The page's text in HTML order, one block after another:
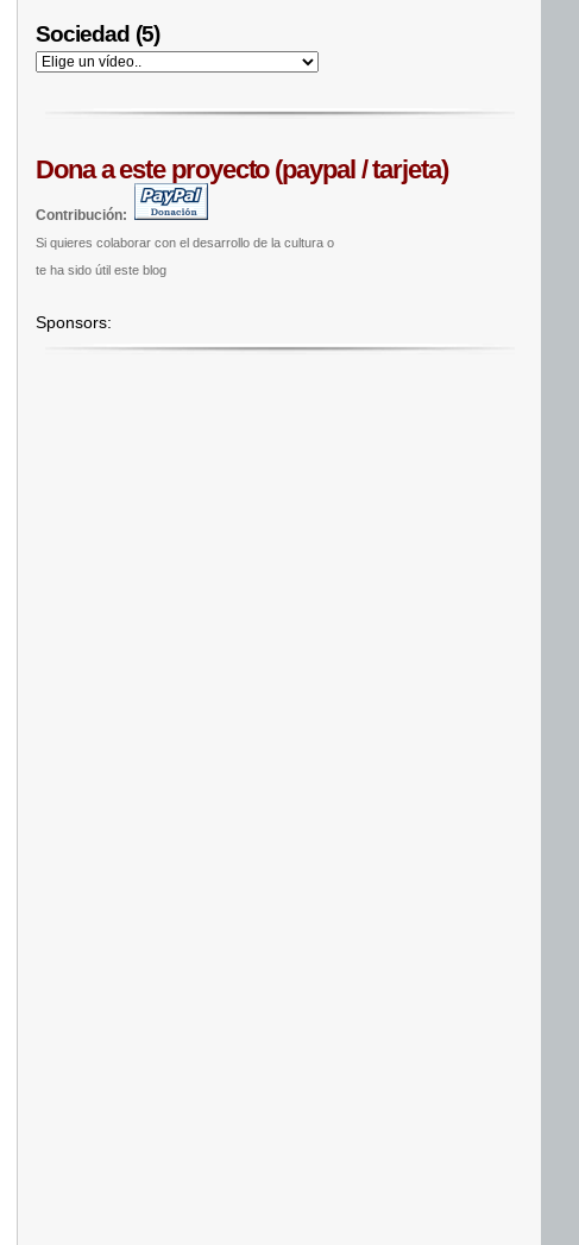
Sociedad (5)
Dona a este proyecto (paypal / tarjeta)
Contribución:
Si quieres colaborar con el desarrollo de la cultura o
te ha sido útil este blog
Sponsors: